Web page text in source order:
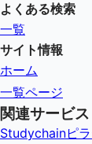
よくある検索
一覧
サイト情報
ホーム
一覧ページ
関連サービス
Studychainピ